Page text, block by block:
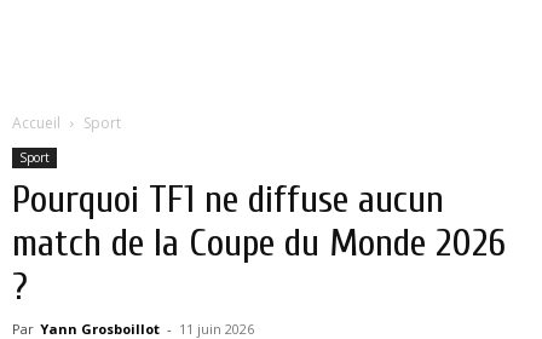
Accueil Sport
Sport
Pourquoi TF1 ne diffuse aucun
match de la Coupe du Monde 2026
?
Par Yann Grosboillot - 11 juin 2026